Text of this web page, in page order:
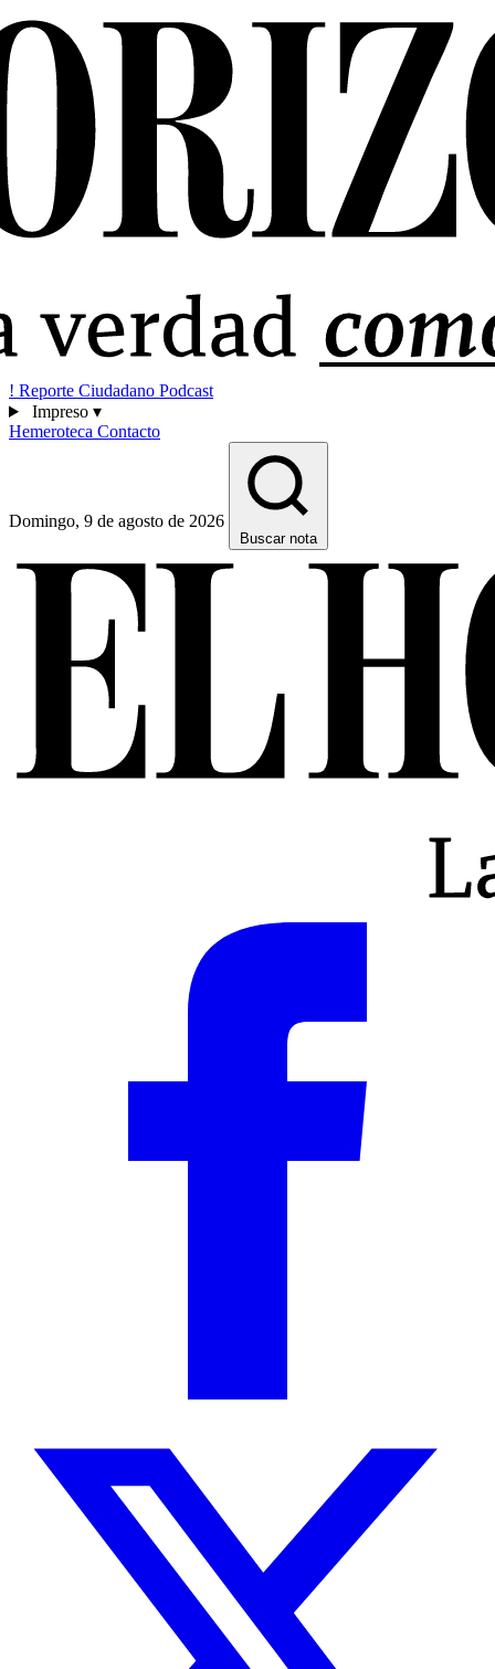
! Reporte Ciudadano Podcast
Impreso ▾
Hemeroteca Contacto
Domingo, 9 de agosto de 2026
Buscar nota